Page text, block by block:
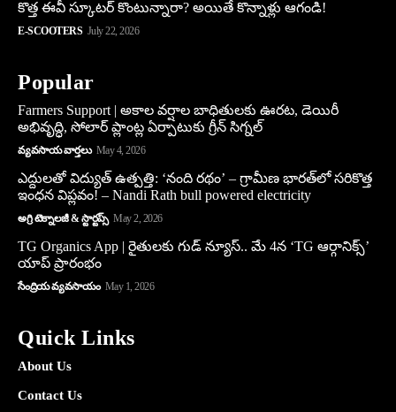
కొత్త ఈవీ స్కూట‌ర్ కొంటున్నారా? అయితే కొన్నాళ్లు ఆగండి!
E-SCOOTERS July 22, 2026
Popular
Farmers Support | అకాల వర్షాల బాధితులకు ఊరట, డెయిరీ
అభివృద్ధి, సోలార్ ప్లాంట్ల ఏర్పాటుకు గ్రీన్‌ సిగ్నల్
వ్యవసాయ వార్తలు May 4, 2026
ఎద్దులతో విద్యుత్ ఉత్పత్తి: ‘నంది రథం’ – గ్రామీణ భారత్‌లో సరికొత్త
ఇంధన విప్లవం! – Nandi Rath bull powered electricity
అగ్రి టెక్నాలజీ & స్టార్టప్స్ May 2, 2026
TG Organics App | రైతులకు గుడ్ న్యూస్.. మే 4న ‘TG ఆర్గానిక్స్’
యాప్ ప్రారంభం
సేంద్రియ వ్యవసాయం May 1, 2026
Quick Links
About Us
Contact Us